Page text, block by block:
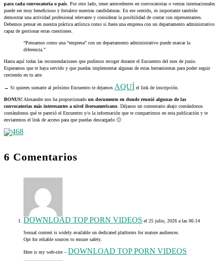
para cada convocatoria o país . Por otro lado, tener antecedentes en convocatorias o ventas internacionales
puede ser muy beneficioso y fortalece nuestras candidaturas. En ese sentido, es importante también
demostrar una actividad profesional relevante y considerar la posibilidad de contar con representantes.
Debemos pensar en nuestra práctica artística como si fuera una empresa con un departamento administrativo
capaz de gestionar estas cuestiones.
“Pensarnos como una “empresa” con un departamento administrativo puede marcar la
diferencia.”
Hasta aquí todas las recomendaciones que pudimos recoger durante el Encuentro del mes de junio.
Esperamos que te haya servido y que puedas implementar algunas de estas herramientas para poder seguir
creciendo en tu arte.
→ Si quieres sumarte al próximo Encuentro te dejamos AQUÍ el link de inscripción.
BONUS! Alexandre nos ha proporcionado un documento en donde reunió algunas de las
convocatorias más interesantes a nivel iberoamericano . Déjanos un comentario abajo contándonos
contándonos qué te pareció el Encuentro y/o la información que te compartimos en esta publicación y te
enviaremos el link de acceso para que puedas descargarlo 🙂
6 Comentarios
DOWNLOAD TOP PORN VIDEOS el 25 julio, 2026 a las 06:14
Sexual content is widely available on dedicated platforms for mature audiences.
Opt for reliable sources to ensure safety.
Here is my web-site – DOWNLOAD TOP PORN VIDEOS